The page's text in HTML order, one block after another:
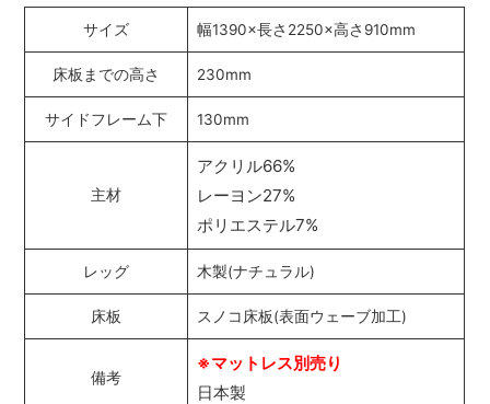
サイズ 幅1390×長さ2250×高さ910mm
床板までの高さ 230mm
サイドフレーム下 130mm
主材
アクリル66%
レーヨン27%
ポリエステル7%
レッグ 木製(ナチュラル)
床板 スノコ床板(表面ウェーブ加工)
備考
※マットレス別売り
日本製